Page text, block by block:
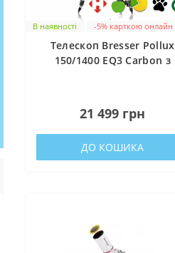
В наявності -5% карткою онлайн
Телескоп Bresser Pollux
150/1400 EQ3 Carbon з
21 499 грн
ДО КОШИКА